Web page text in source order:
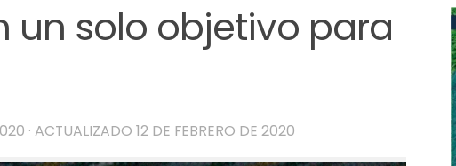
un solo objetivo para
· ACTUALIZADO 12 DE FEBRERO DE 2020